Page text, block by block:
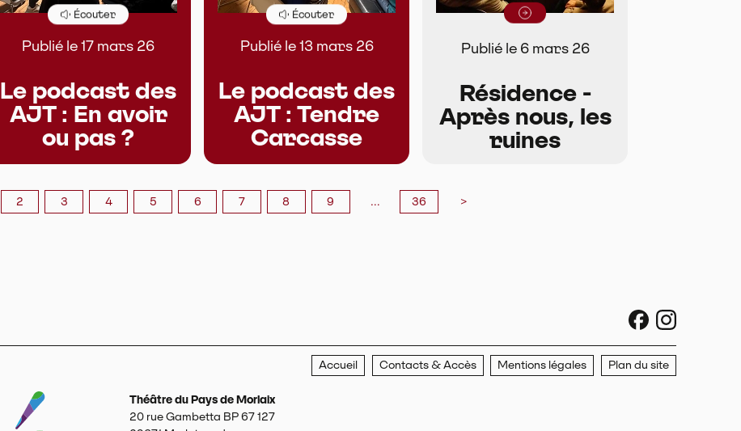
Écouter
Publié le 17 mars 26
Le podcast des
AJT : En avoir
ou pas ?
Écouter
Publié le 13 mars 26
Le podcast des
AJT : Tendre
Carcasse
Lire la suite
Publié le 6 mars 26
Résidence -
Après nous, les
ruines
2 3 4 5 6 7 8 9 … 36 >
sociaux
Accueil Contacts & Accès Mentions légales Plan du site
Théâtre du Pays de Morlaix
20 rue Gambetta BP 67 127